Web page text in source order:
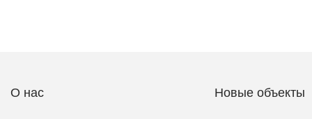
О нас Новые объекты